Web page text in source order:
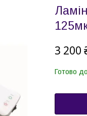
3 200
Готово